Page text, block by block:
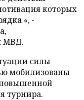
которых
«, -
МВД.
силы
мобилизованы
повышенной
турнира.